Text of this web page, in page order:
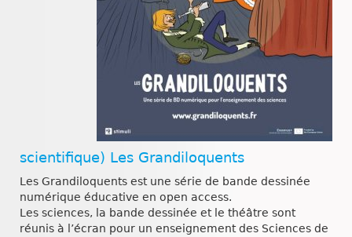
scientifique) Les Grandiloquents
Les Grandiloquents est une série de bande dessinée
numérique éducative en open access.
Les sciences, la bande dessinée et le théâtre sont
réunis à l’écran pour un enseignement des Sciences de